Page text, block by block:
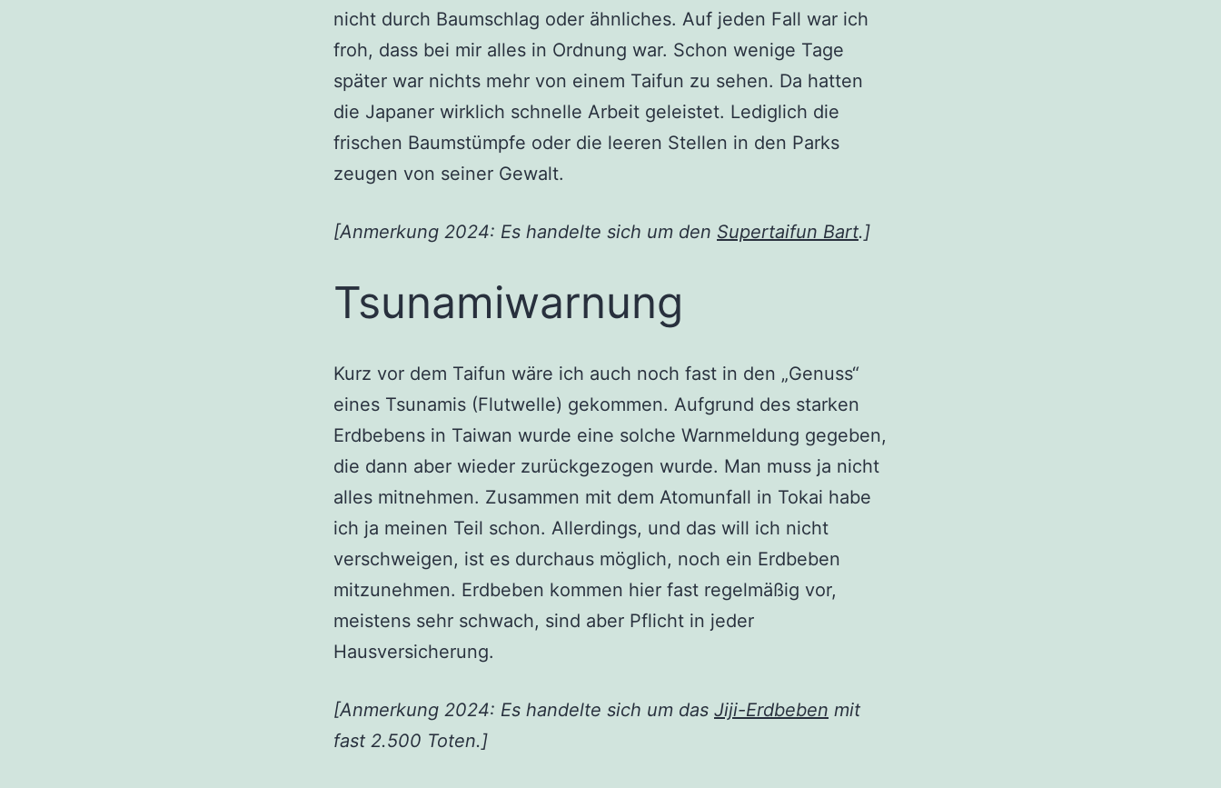
nicht durch Baumschlag oder ähnliches. Auf jeden Fall war ich
froh, dass bei mir alles in Ordnung war. Schon wenige Tage
später war nichts mehr von einem Taifun zu sehen. Da hatten
die Japaner wirklich schnelle Arbeit geleistet. Lediglich die
frischen Baumstümpfe oder die leeren Stellen in den Parks
zeugen von seiner Gewalt.
[Anmerkung 2024: Es handelte sich um den Supertaifun Bart.]
Tsunamiwarnung
Kurz vor dem Taifun wäre ich auch noch fast in den „Genuss“
eines Tsunamis (Flutwelle) gekommen. Aufgrund des starken
Erdbebens in Taiwan wurde eine solche Warnmeldung gegeben,
die dann aber wieder zurückgezogen wurde. Man muss ja nicht
alles mitnehmen. Zusammen mit dem Atomunfall in Tokai habe
ich ja meinen Teil schon. Allerdings, und das will ich nicht
verschweigen, ist es durchaus möglich, noch ein Erdbeben
mitzunehmen. Erdbeben kommen hier fast regelmäßig vor,
meistens sehr schwach, sind aber Pflicht in jeder
Hausversicherung.
[Anmerkung 2024: Es handelte sich um das Jiji-Erdbeben mit
fast 2.500 Toten.]